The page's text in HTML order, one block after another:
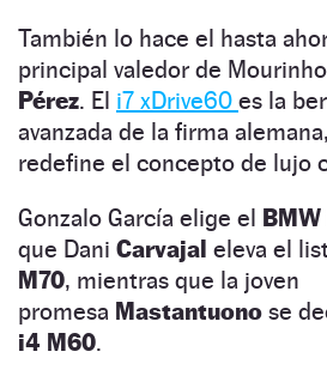
También lo hace el hasta
principal valedor de
Pérez. El i7 xDrive60 es la
avanzada de la firma
redefine el concepto de lujo
Gonzalo García elige el
que Dani Carvajal eleva el
M70, mientras que la joven
promesa Mastantuono se
i4 M60.